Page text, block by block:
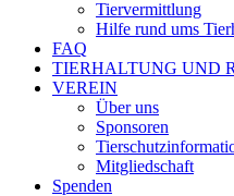
Tiervermittlung
Hilfe rund ums
FAQ
TIERHALTUNG UND
VEREIN
Über uns
Sponsoren
Mitgliedschaft
Spenden